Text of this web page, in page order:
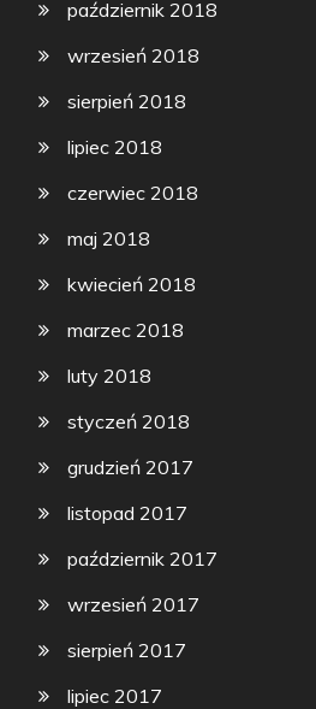
październik 2018
wrzesień 2018
sierpień 2018
lipiec 2018
czerwiec 2018
maj 2018
kwiecień 2018
marzec 2018
luty 2018
styczeń 2018
grudzień 2017
listopad 2017
październik 2017
wrzesień 2017
sierpień 2017
lipiec 2017